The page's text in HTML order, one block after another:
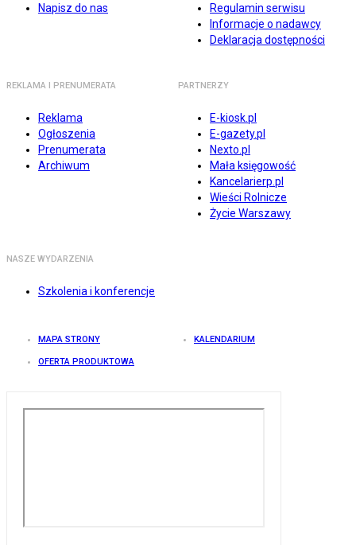
Napisz do nas
Regulamin serwisu
Informacje o nadawcy
Deklaracja dostępności
REKLAMA I PRENUMERATA
Reklama
Ogłoszenia
Prenumerata
Archiwum
PARTNERZY
E-kiosk.pl
E-gazety.pl
Nexto.pl
Mała księgowość
Kancelarierp.pl
Wieści Rolnicze
Życie Warszawy
NASZE WYDARZENIA
Szkolenia i konferencje
MAPA STRONY KALENDARIUM
OFERTA PRODUKTOWA